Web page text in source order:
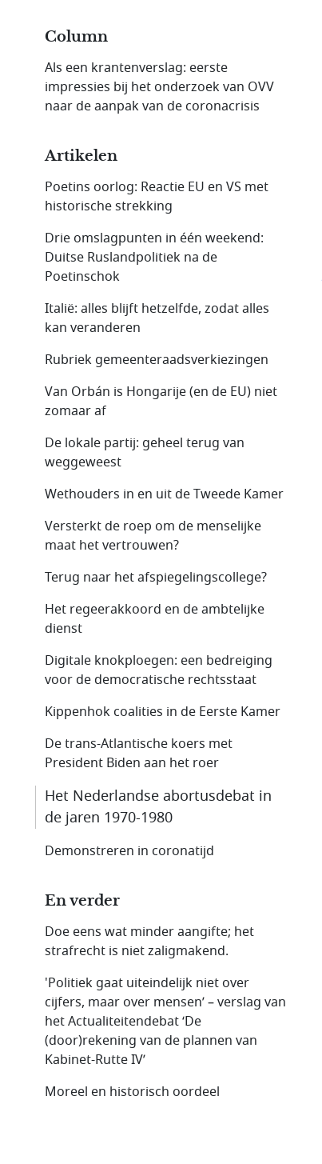
Column
Als een krantenverslag: eerste
impressies bij het onderzoek van OVV
naar de aanpak van de coronacrisis
Artikelen
Poetins oorlog: Reactie EU en VS met
historische strekking
Drie omslagpunten in één weekend:
Duitse Ruslandpolitiek na de
Poetinschok
Italië: alles blijft hetzelfde, zodat alles
kan veranderen
Rubriek gemeenteraadsverkiezingen
Van Orbán is Hongarije (en de EU) niet
zomaar af
De lokale partij: geheel terug van
weggeweest
Wethouders in en uit de Tweede Kamer
Versterkt de roep om de menselijke
maat het vertrouwen?
Terug naar het afspiegelingscollege?
Het regeerakkoord en de ambtelijke
dienst
Digitale knokploegen: een bedreiging
voor de democratische rechtsstaat
Kippenhok coalities in de Eerste Kamer
De trans-Atlantische koers met
President Biden aan het roer
Het Nederlandse abortusdebat in
de jaren 1970-1980
Demonstreren in coronatijd
En verder
Doe eens wat minder aangifte; het
strafrecht is niet zaligmakend.
'Politiek gaat uiteindelijk niet over
cijfers, maar over mensen’ – verslag van
het Actualiteitendebat ‘De
(door)rekening van de plannen van
Kabinet-Rutte IV’
Moreel en historisch oordeel